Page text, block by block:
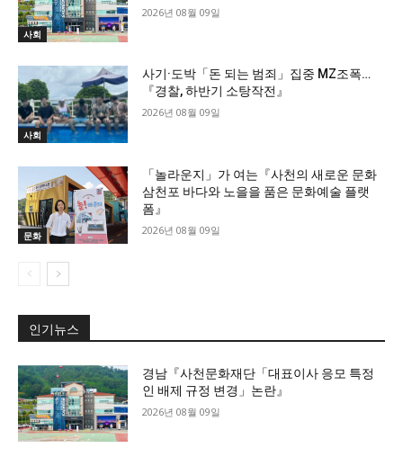
사회
2026년 08월 09일
사회
사기·도박「돈 되는 범죄」집중 MZ조폭…
『경찰, 하반기 소탕작전』
2026년 08월 09일
문화
「놀라운지」가 여는『사천의 새로운 문화
삼천포 바다와 노을을 품은 문화예술 플랫
폼』
2026년 08월 09일
인기뉴스
경남『사천문화재단「대표이사 응모 특정
인 배제 규정 변경」논란』
2026년 08월 09일